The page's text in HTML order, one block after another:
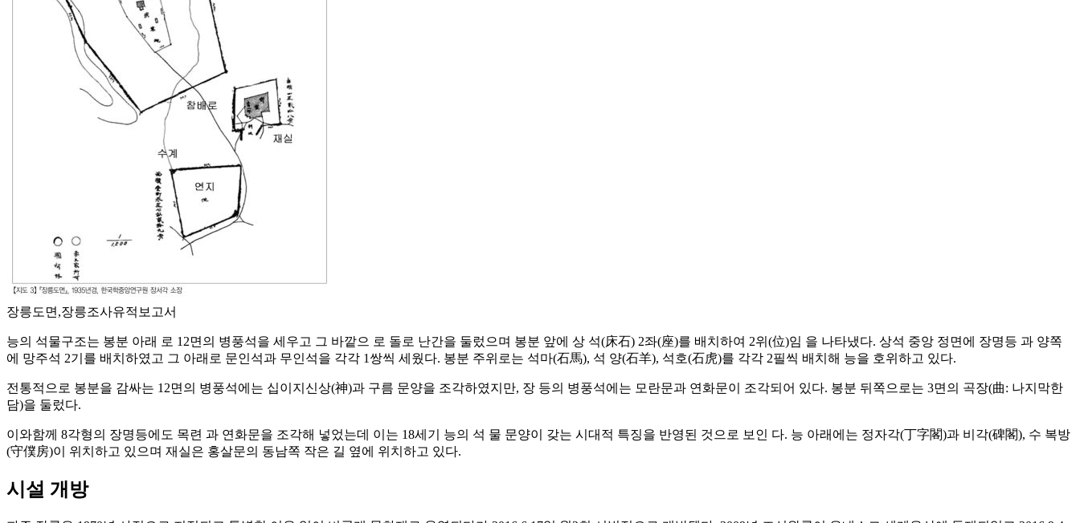
장릉도면,장릉조사유적보고서
능의 석물구조는 봉분 아래 로 12면의 병풍석을 세우고 그 바깥으 로 돌로 난간을 둘렀으며 봉분 앞에 상 석(床石) 2좌(座)를 배치하여 2위(位)임 을 나타냈다. 상석 중앙 정면에 장명등 과 양쪽
에 망주석 2기를 배치하였고 그 아래로 문인석과 무인석을 각각 1쌍씩 세웠다. 봉분 주위로는 석마(石馬), 석 양(石羊), 석호(石虎)를 각각 2필씩 배치해 능을 호위하고 있다.
전통적으로 봉분을 감싸는 12면의 병풍석에는 십이지신상(神)과 구름 문양을 조각하였지만, 장 등의 병풍석에는 모란문과 연화문이 조각되어 있다. 봉분 뒤쪽으로는 3면의 곡장(曲: 나지막한
담)을 둘렀다.
이와함께 8각형의 장명등에도 목련 과 연화문을 조각해 넣었는데 이는 18세기 능의 석 물 문양이 갖는 시대적 특징을 반영된 것으로 보인 다. 능 아래에는 정자각(丁字閣)과 비각(碑閣), 수 복방
(守僕房)이 위치하고 있으며 재실은 홍살문의 동남쪽 작은 길 옆에 위치하고 있다.
시설 개방